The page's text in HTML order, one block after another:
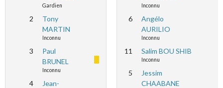
Gardien
2
Tony
MARTIN
Inconnu
3
Paul
BRUNEL
Inconnu
4
Jean-
Inconnu
6
Angélo
AURILIO
Inconnu
11 Salim BOU SHIB
Inconnu
5
Jessim
CHAABANE